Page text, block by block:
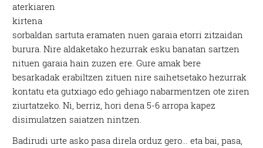
aterkiaren
kirtena
sorbaldan sartuta eramaten nuen garaia etorri zitzaidan
burura. Nire aldaketako hezurrak esku banatan sartzen
nituen garaia hain zuzen ere. Gure amak bere
besarkadak erabiltzen zituen nire saihetsetako hezurrak
kontatu eta gutxiago edo gehiago nabarmentzen ote ziren
ziurtatzeko. Ni, berriz, hori dena 5-6 arropa kapez
disimulatzen saiatzen nintzen.
Badirudi urte asko pasa direla orduz gero… eta bai, pasa,